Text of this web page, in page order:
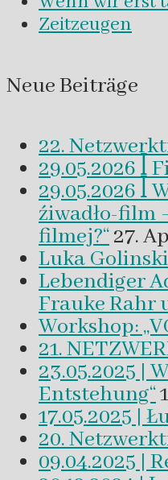
Zeitzeugen
Neue Beiträge
22.
29.05.2026 ꟾ
29.05.2026 ꟾ
źiwadło-film
filmej?“27.
Luka
Lebendiger
Frauke Rahr
Workshop:
21.
23.05.2025 |
Entstehung“
17.05.2025 |
20.
09.04.2025 |